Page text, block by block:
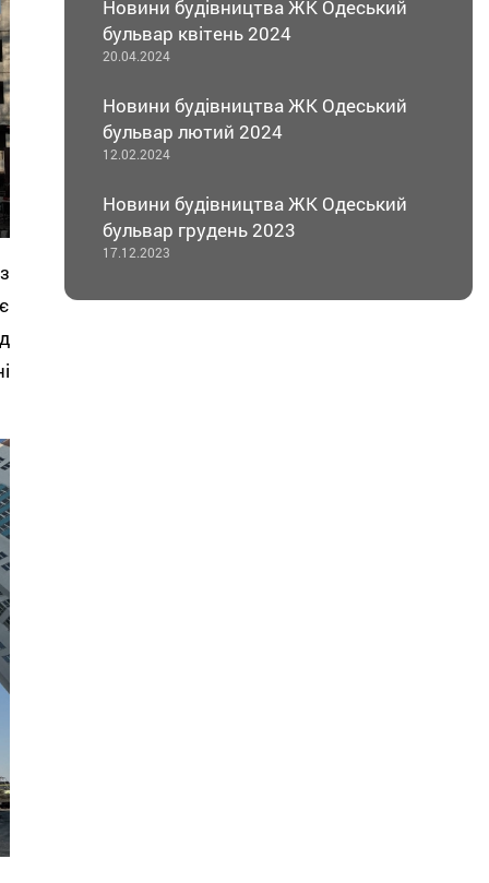
Новини будівництва ЖК Одеський
бульвар квітень 2024
20.04.2024
Новини будівництва ЖК Одеський
бульвар лютий 2024
12.02.2024
Новини будівництва ЖК Одеський
бульвар грудень 2023
17.12.2023